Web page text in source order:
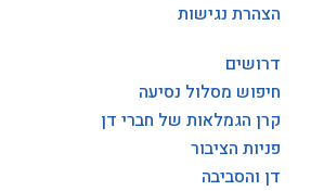
הצהרת נגישות
דרושים
חיפוש מסלול נסיעה
קרן הגמלאות של חברי דן
פניות הציבור
דן והסביבה